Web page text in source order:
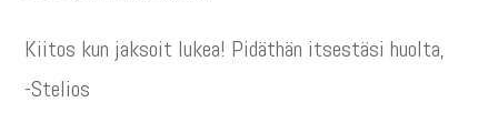
Kiitos kun jaksoit lukea! Pidäthän itsestäsi huolta,
-Stelios